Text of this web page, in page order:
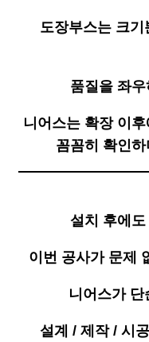
도장부스는 크기
품질을 좌
니어스는 확장 이
꼼꼼히 확인
설치 후에
이번 공사가 문제
니어스가
설계 / 제작 / 시